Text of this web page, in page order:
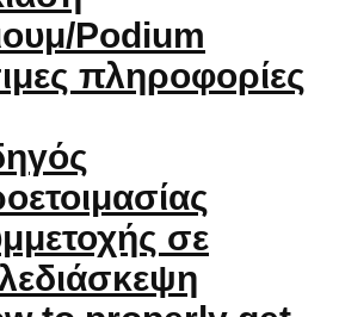
Podium
πληροφορίες
σε